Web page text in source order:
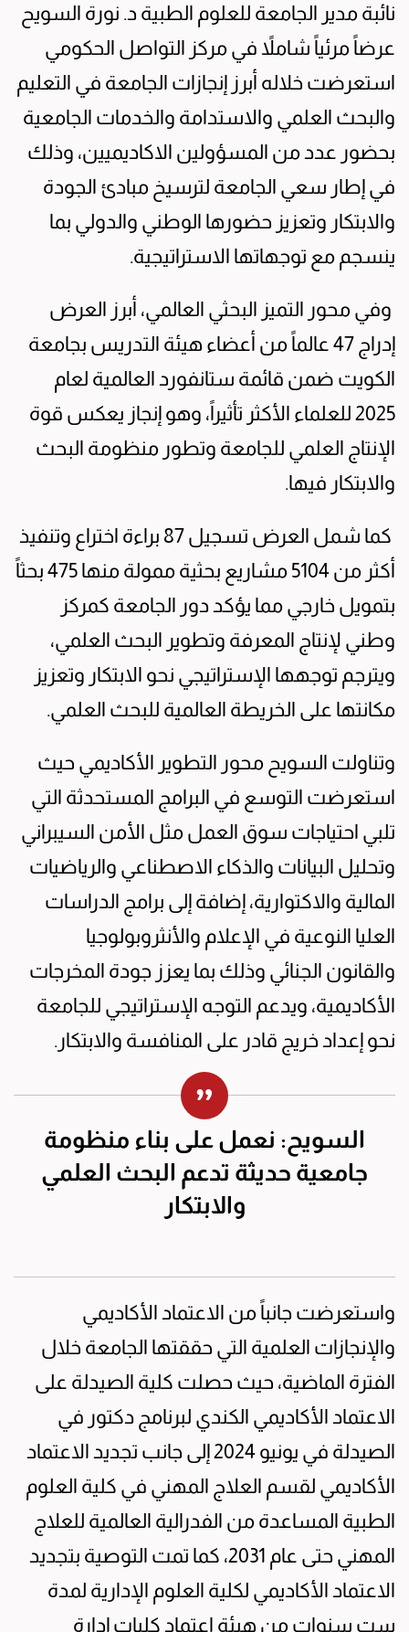
نائبة مدير الجامعة للعلوم الطبية د. نورة السويح
عرضاً مرئياً شاملاً في مركز التواصل الحكومي
استعرضت خلاله أبرز إنجازات الجامعة في التعليم
والبحث العلمي والاستدامة والخدمات الجامعية
بحضور عدد من المسؤولين الاكاديميين، وذلك
في إطار سعي الجامعة لترسيخ مبادئ الجودة
والابتكار وتعزيز حضورها الوطني والدولي بما
ينسجم مع توجهاتها الاستراتيجية.
وفي محور التميز البحثي العالمي، أبرز العرض
إدراج 47 عالماً من أعضاء هيئة التدريس بجامعة
الكويت ضمن قائمة ستانفورد العالمية لعام
2025 للعلماء الأكثر تأثيراً، وهو إنجاز يعكس قوة
الإنتاج العلمي للجامعة وتطور منظومة البحث
والابتكار فيها.
كما شمل العرض تسجيل 87 براءة اختراع وتنفيذ
أكثر من 5104 مشاريع بحثية ممولة منها 475 بحثاً
بتمويل خارجي مما يؤكد دور الجامعة كمركز
وطني لإنتاج المعرفة وتطوير البحث العلمي،
ويترجم توجهها الإستراتيجي نحو الابتكار وتعزيز
مكانتها على الخريطة العالمية للبحث العلمي.
وتناولت السويح محور التطوير الأكاديمي حيث
استعرضت التوسع في البرامج المستحدثة التي
تلبي احتياجات سوق العمل مثل الأمن السيبراني
وتحليل البيانات والذكاء الاصطناعي والرياضيات
المالية والاكتوارية، إضافة إلى برامج الدراسات
العليا النوعية في الإعلام والأنثروبولوجيا
والقانون الجنائي وذلك بما يعزز جودة المخرجات
الأكاديمية، ويدعم التوجه الإستراتيجي للجامعة
نحو إعداد خريج قادر على المنافسة والابتكار.
السويح: نعمل على بناء منظومة
جامعية حديثة تدعم البحث العلمي
والابتكار
واستعرضت جانباً من الاعتماد الأكاديمي
والإنجازات العلمية التي حققتها الجامعة خلال
الفترة الماضية، حيث حصلت كلية الصيدلة على
الاعتماد الأكاديمي الكندي لبرنامج دكتور في
الصيدلة في يونيو 2024 إلى جانب تجديد الاعتماد
الأكاديمي لقسم العلاج المهني في كلية العلوم
الطبية المساعدة من الفدرالية العالمية للعلاج
المهني حتى عام 2031، كما تمت التوصية بتجديد
الاعتماد الأكاديمي لكلية العلوم الإدارية لمدة
ست سنوات من هيئة اعتماد كليات إدارة